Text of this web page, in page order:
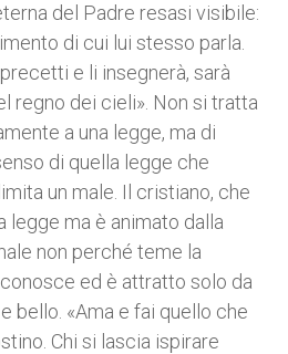
del Padre resasi visibile:
di cui lui stesso parla.
e li insegnerà, sarà
regno dei cieli». Non si tratta
a una legge, ma di
di quella legge che
un male. Il cristiano, che
legge ma è animato dalla
non perché teme la
ed è attratto solo da
bello. «Ama e fai quello che
Chi si lascia ispirare